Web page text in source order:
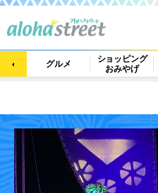
グルメ
ショッピング
おみやげ